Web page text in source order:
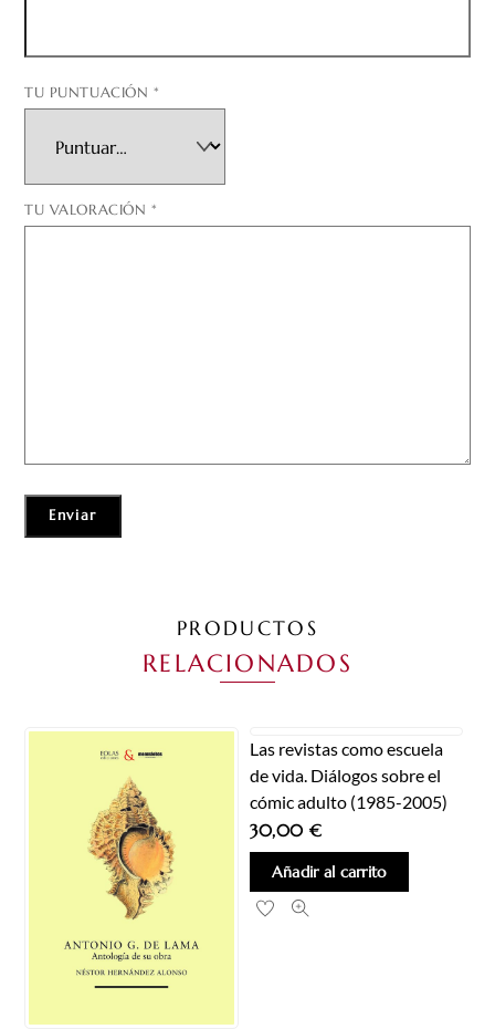
TU PUNTUACIÓN *
TU VALORACIÓN *
PRODUCTOS
RELACIONADOS
Las revistas como escuela
de vida. Diálogos sobre el
cómic adulto (1985-2005)
30,00 €
Añadir al carrito